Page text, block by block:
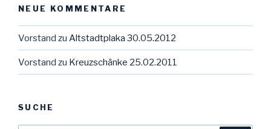
NEUE KOMMENTARE
Vorstand zu Altstadtplaka 30.05.2012
Vorstand zu Kreuzschänke 25.02.2011
SUCHE